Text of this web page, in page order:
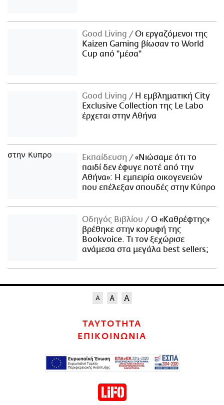
Good Living
Οι εργαζόμενοι της
Kaizen Gaming βίωσαν το World
Cup από "μέσα"
Good Living
Η εμβληματική City
Exclusive Collection της Le Labo
έρχεται στην Αθήνα
Εκπαίδευση
«Νιώσαμε ότι το
παιδί δεν έφυγε ποτέ από την
Αθήνα»: Η εμπειρία οικογενειών
που επέλεξαν σπουδές στην Κύπρο
Οδηγός Βιβλίου
Ο «Καθρέφτης»
βρέθηκε στην κορυφή της
Bookvoice. Τι τον ξεχώρισε
ανάμεσα στα μεγάλα best sellers;
ΤΑΥΤΟΤΗΤΑ
ΕΠΙΚΟΙΝΩΝΙΑ